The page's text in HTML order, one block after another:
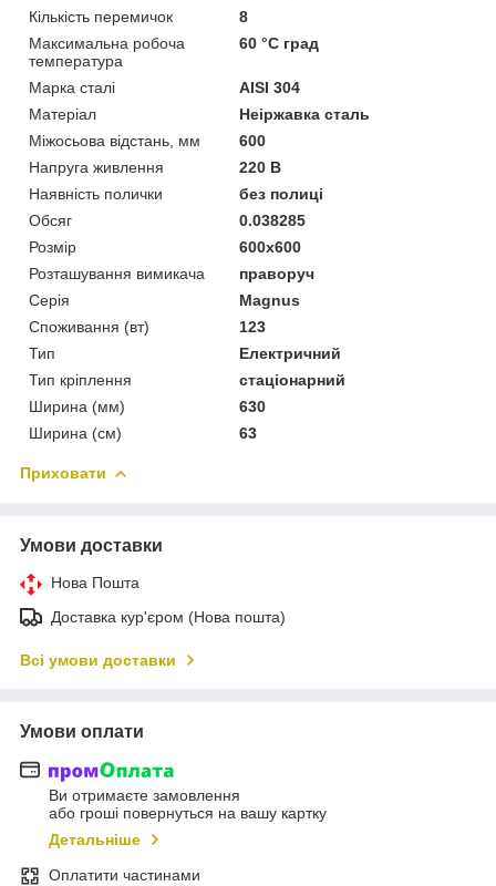
Кількість перемичок
8
Максимальна робоча
температура
60 °С град
Марка сталі
AISI 304
Матеріал
Неіржавка сталь
Міжосьова відстань, мм
600
Напруга живлення
220 В
Наявність полички
без полиці
Обсяг
0.038285
Розмір
600x600
Розташування вимикача
праворуч
Серія
Magnus
Споживання (вт)
123
Тип
Електричний
Тип кріплення
стаціонарний
Ширина (мм)
630
Ширина (см)
63
Приховати
Умови доставки
Нова Пошта
Доставка кур'єром (Нова пошта)
Всі умови доставки
Умови оплати
Ви отримаєте замовлення
або гроші повернуться на вашу картку
Детальніше
Оплатити частинами